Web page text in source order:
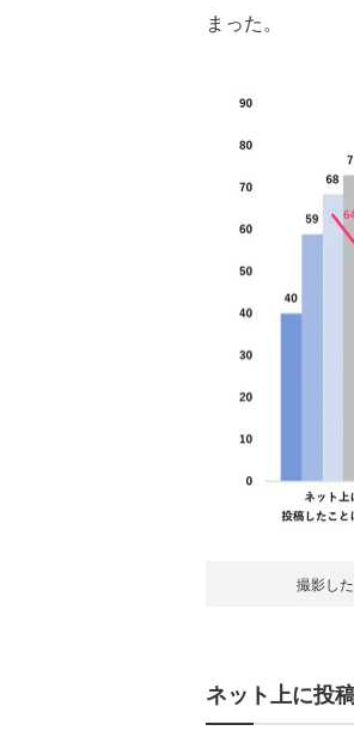
まった。
撮影し
ネット上に投